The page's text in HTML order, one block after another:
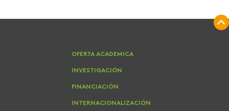
OFERTA ACADEMICA
INVESTIGACIÓN
FINANCIACIÓN
INTERNACIONALIZACIÓN